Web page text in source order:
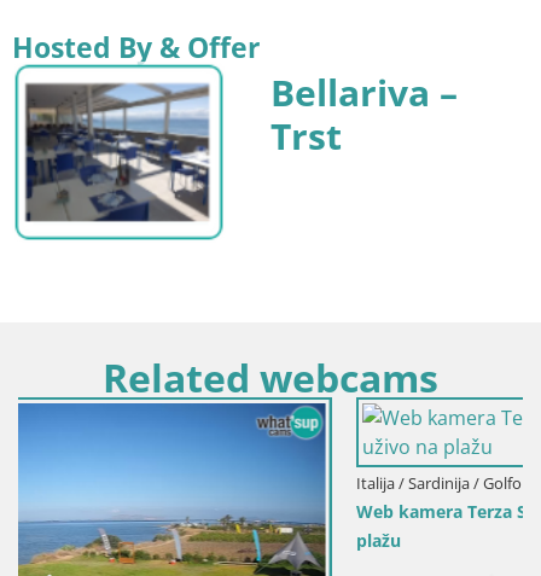
Hosted By & Offer
Bellariva –
Trst
Related webcams
Web kamera Terza Spiaggia Golfo Aranci – Pogled uživo na
plažu